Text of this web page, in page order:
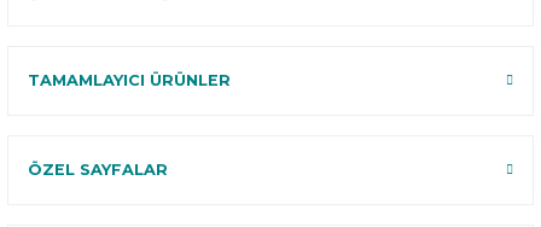
TAMAMLAYICI ÜRÜNLER
ÖZEL SAYFALAR